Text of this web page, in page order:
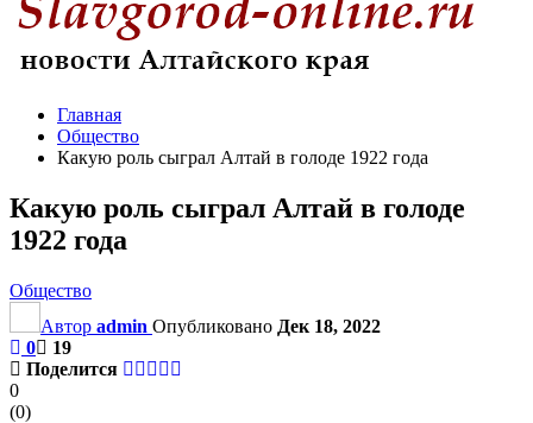
Главная
Общество
Какую роль сыграл Алтай в голоде 1922 года
Какую роль сыграл Алтай в голоде
1922 года
Общество
Автор admin Опубликовано Дек 18, 2022
0
19
Поделится
0
(0)